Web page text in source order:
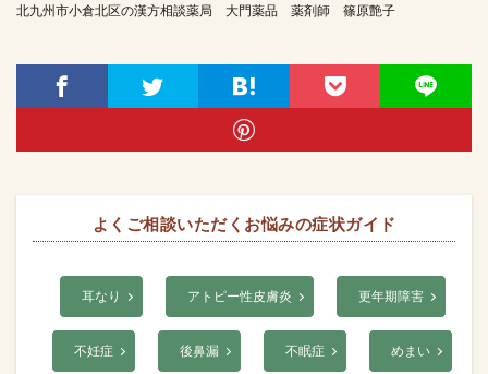
北九州市小倉北区の漢方相談薬局 大門薬品 薬剤師 篠原艶子
よくご相談いただくお悩みの症状ガイド
耳なり アトピー性皮膚炎 更年期障害
不妊症 後鼻漏 不眠症 めまい